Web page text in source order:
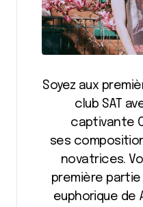
Soyez aux
club SAT
captivante
ses
novatrices.
première
euphorique de